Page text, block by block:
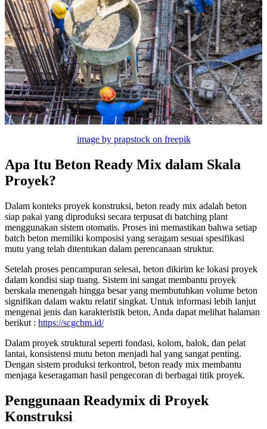
image by prapstock on freepik
Apa Itu Beton Ready Mix dalam Skala
Proyek?
Dalam konteks proyek konstruksi, beton ready mix adalah beton
siap pakai yang diproduksi secara terpusat di batching plant
menggunakan sistem otomatis. Proses ini memastikan bahwa setiap
batch beton memiliki komposisi yang seragam sesuai spesifikasi
mutu yang telah ditentukan dalam perencanaan struktur.
Setelah proses pencampuran selesai, beton dikirim ke lokasi proyek
dalam kondisi siap tuang. Sistem ini sangat membantu proyek
berskala menengah hingga besar yang membutuhkan volume beton
signifikan dalam waktu relatif singkat. Untuk informasi lebih lanjut
mengenai jenis dan karakteristik beton, Anda dapat melihat halaman
berikut : https://scgcbm.id/
Dalam proyek struktural seperti fondasi, kolom, balok, dan pelat
lantai, konsistensi mutu beton menjadi hal yang sangat penting.
Dengan sistem produksi terkontrol, beton ready mix membantu
menjaga keseragaman hasil pengecoran di berbagai titik proyek.
Penggunaan Readymix di Proyek
Konstruksi